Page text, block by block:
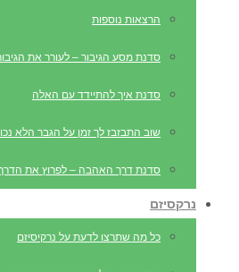
הרצאות נוספות
סדנת מסע הגיבור – לעורר את
סדנת איך להתיידד עם האלה
שוב התבזבז לך זמן על הגבר הלא
סדנת דרך האהבה – לפרוץ את הדרך
נרקסיזם
כל מה שתרצו לדעת על נרקיסיזם